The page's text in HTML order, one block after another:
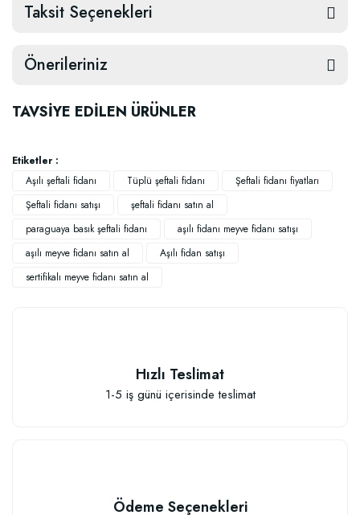
Taksit Seçenekleri
Önerileriniz
TAVSİYE EDİLEN ÜRÜNLER
Elastik Meyve Fidanı Bağlama İpi (10 Fidan İçin )
Sepete Ekle
Etiketler :
Aşılı şeftali fidanı
Tüplü şeftali fidanı
Şeftali fidanı fiyatları
Şeftali fidanı satışı
şeftali fidanı satın al
paraguaya basık şeftali fidanı
aşılı fidanı meyve fidanı satışı
aşılı meyve fidanı satın al
Aşılı fidan satışı
sertifikalı meyve fidanı satın al
Hızlı Teslimat
1-5 iş günü içerisinde teslimat
Ödeme Seçenekleri